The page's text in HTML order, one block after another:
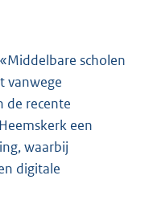
scholen
vanwege
de recente
een
waarbij
digitale